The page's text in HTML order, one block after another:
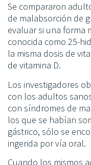
Se compararon
de malabsorción de
evaluar si una forma
conocida como 25-
la misma dosis de
de vitamina D.
Los investigadores
con los adultos
con síndromes de
los que se habían
gástrico, sólo se
ingerida por vía oral.
Cuando los mismos